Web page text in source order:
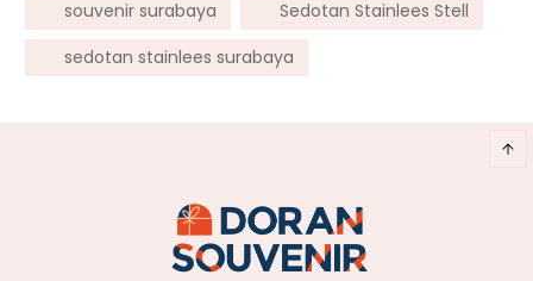
souvenir surabaya
Sedotan Stainlees Stell
sedotan stainlees surabaya